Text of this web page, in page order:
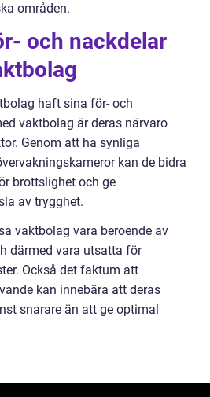
områden.
och nackdelar
haft sina för- och
vaktbolag är deras närvaro
Genom att ha synliga
kan de bidra
brottslighet och ge
av trygghet.
vaktbolag vara beroende av
därmed vara utsatta för
Också det faktum att
kan innebära att deras
snarare än att ge optimal